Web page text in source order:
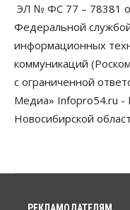
Авто Общество
Треть
«поставили
07 Августа 2026, 13:00
Школы,
депутаты Госдумы
социальных
07 Августа 2026, 12:35
Синоптики
ЭЛ № ФС 77 – 78381
Федеральной
информационных
коммуникаций
с ограниченной
Медиа» Infopro54.ru -
Новосибирской
РЕКЛАМОДАТЕЛЯМ